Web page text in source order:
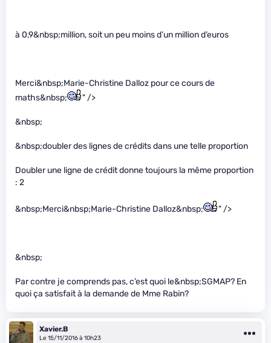
à 0,9&nbsp;million, soit un peu moins d’un million d’euros
Merci&nbsp;Marie-Christine Dalloz pour ce cours de
maths&nbsp;
" />
&nbsp;
&nbsp;doubler des lignes de crédits dans une telle proportion
Doubler une ligne de crédit donne toujours la même proportion
: 2
&nbsp;Merci&nbsp;Marie-Christine Dalloz&nbsp; " />
&nbsp;
Par contre je comprends pas, c’est quoi le&nbsp;SGMAP? En
quoi ça satisfait à la demande de Mme Rabin?
Xavier.B
Le 15/11/2016 à 10h23